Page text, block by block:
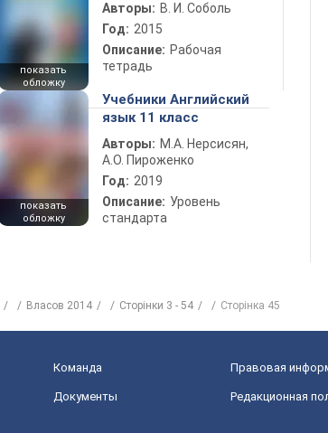
показать
обложку
Авторы: В. И. Соболь
Год: 2015
Описание: Рабочая
тетрадь
показать
обложку
Учебники Английский
язык 11 класс
Авторы: М.А. Нерсисян,
А.О. Пироженко
Год: 2019
Описание: Уровень
стандарта
Власов 2014 Сторінки 3 - 54 Сторінка 45
Команда Правовая
Документы Редакционная